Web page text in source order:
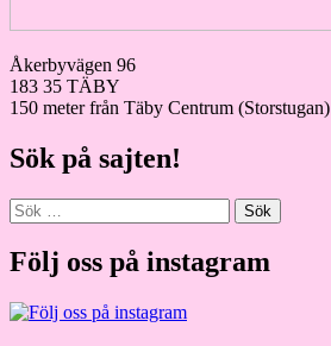
Åkerbyvägen 96
183 35 TÄBY
150 meter från Täby Centrum (Storstugan)
Sök på sajten!
Sök
efter:
Följ oss på instagram